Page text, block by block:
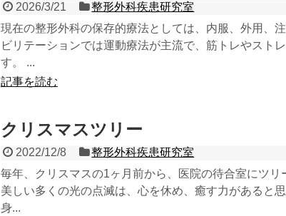
2026/3/21
整形外科疾患研究室
現在の整形外科の保存的療法としては、内服、外用、
ビリテーションでは運動療法が主流で、筋トレやスト
す。 ...
記事を読む
クリスマスツリー
2022/12/8
整形外科疾患研究室
毎年、クリスマスの1ヶ月前から、医院の待合室にツリ
美しい多くの光の点滅は、心を休め、癒す力があると
身...